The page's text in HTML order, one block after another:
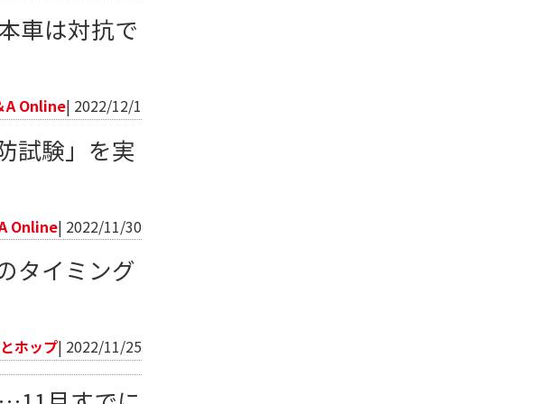
車は対抗で
A Online| 2022/12/1
試験」を実
Online| 2022/11/30
タイミング
ホップ| 2022/11/25